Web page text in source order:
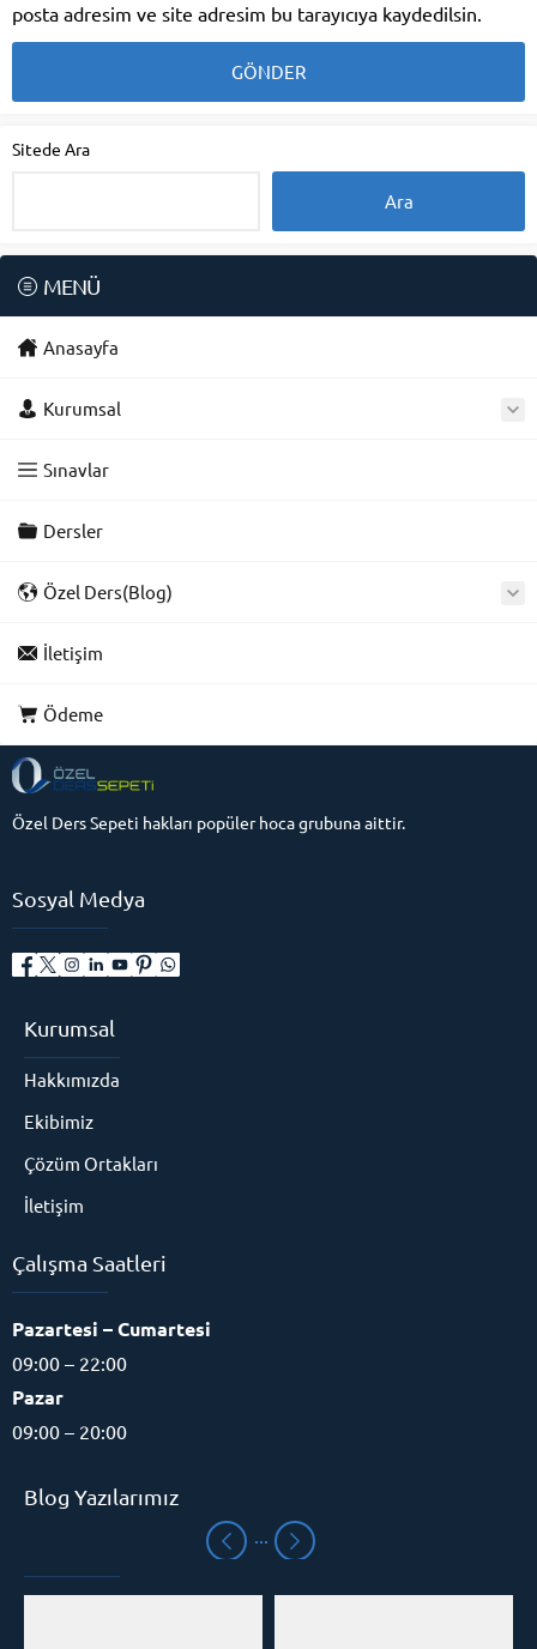
posta adresim ve site adresim bu tarayıcıya kaydedilsin.
Sitede Ara
MENÜ
Anasayfa
Kurumsal
Sınavlar
Dersler
Özel Ders(Blog)
İletişim
Ödeme
Özel Ders Sepeti hakları popüler hoca grubuna aittir.
Sosyal Medya
Kurumsal
Hakkımızda
Ekibimiz
Çözüm Ortakları
İletişim
Çalışma Saatleri
Pazartesi – Cumartesi
09:00 – 22:00
Pazar
09:00 – 20:00
Blog Yazılarımız
Eğitim Danışmanı